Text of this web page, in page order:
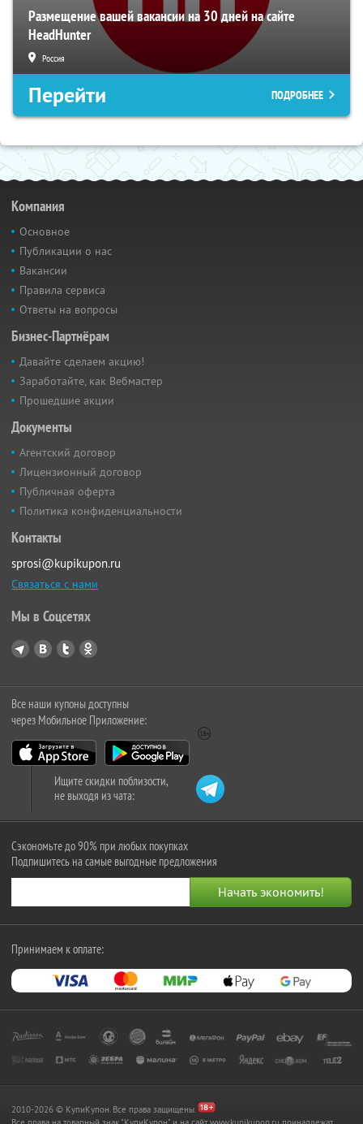
Размещение вашей вакансии на 30 дней на сайте
HeadHunter
Россия
Перейти ПОДРОБНЕЕ
Компания
Основное
Публикации о нас
Вакансии
Правила сервиса
Ответы на вопросы
Бизнес-Партнёрам
Давайте сделаем акцию!
Заработайте, как Вебмастер
Прошедшие акции
Документы
Агентский договор
Лицензионный договор
Публичная оферта
Политика конфиденциальности
Контакты
sprosi@kupikupon.ru
Связаться с нами
Мы в Соцсетях
Все наши купоны доступны
через Мобильное Приложение:
Ищите скидки поблизости,
не выходя из чата:
Сэкономьте до 90% при любых покупках
Подпишитесь на самые выгодные предложения
Принимаем к оплате:
2010-2026 © КупиКупон. Все права защищены.